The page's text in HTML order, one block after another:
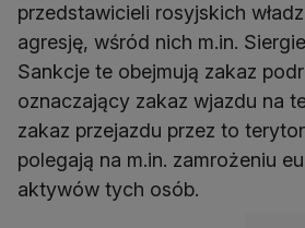
przedstawicieli rosyjskich
agresję, wśród nich m.in.
Sankcje te obejmują zakaz
oznaczający zakaz wjazdu na
zakaz przejazdu przez to
polegają na m.in. zamrożeniu
aktywów tych osób.